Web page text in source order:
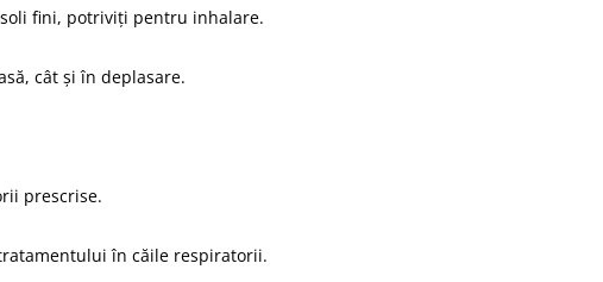
fini, potriviți pentru inhalare.
cât și în deplasare.
prescrise.
în căile respiratorii.